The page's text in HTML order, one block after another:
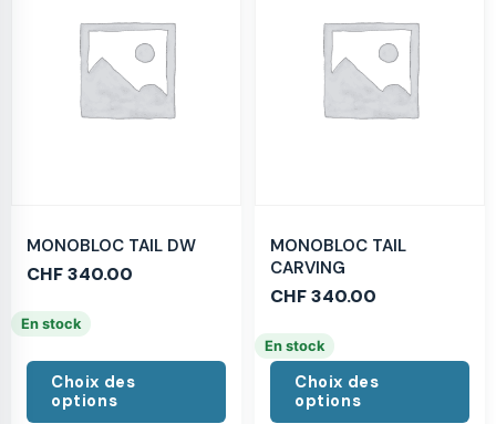
MONOBLOC TAIL DW
CHF340.00
En stock
Choix des
options
MONOBLOC TAIL
CARVING
CHF340.00
En stock
Choix des
options